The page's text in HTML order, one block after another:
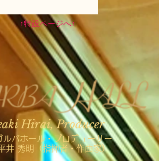
​↑特設ページへ↑
Hirai, Producer
ルバホール・プロデューサー
井 秀明（指揮者・作曲家）